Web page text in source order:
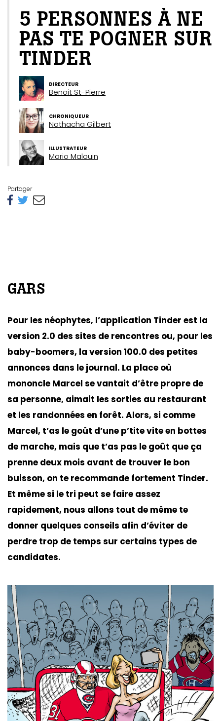
5 PERSONNES À NE
PAS TE POGNER SUR
TINDER
DIRECTEUR
Benoit St-Pierre
CHRONIQUEUR
Nathacha Gilbert
ILLUSTRATEUR
Mario Malouin
Partager
GARS
Pour les néophytes, l’application Tinder est la
version 2.0 des sites de rencontres ou, pour les
baby-boomers, la version 100.0 des petites
annonces dans le journal. La place où
mononcle Marcel se vantait d’être propre de
sa personne, aimait les sorties au restaurant
et les randonnées en forêt. Alors, si comme
Marcel, t’as le goût d’une p’tite vite en bottes
de marche, mais que t’as pas le goût que ça
prenne deux mois avant de trouver le bon
buisson, on te recommande fortement Tinder.
Et même si le tri peut se faire assez
rapidement, nous allons tout de même te
donner quelques conseils afin d’éviter de
perdre trop de temps sur certains types de
candidates.